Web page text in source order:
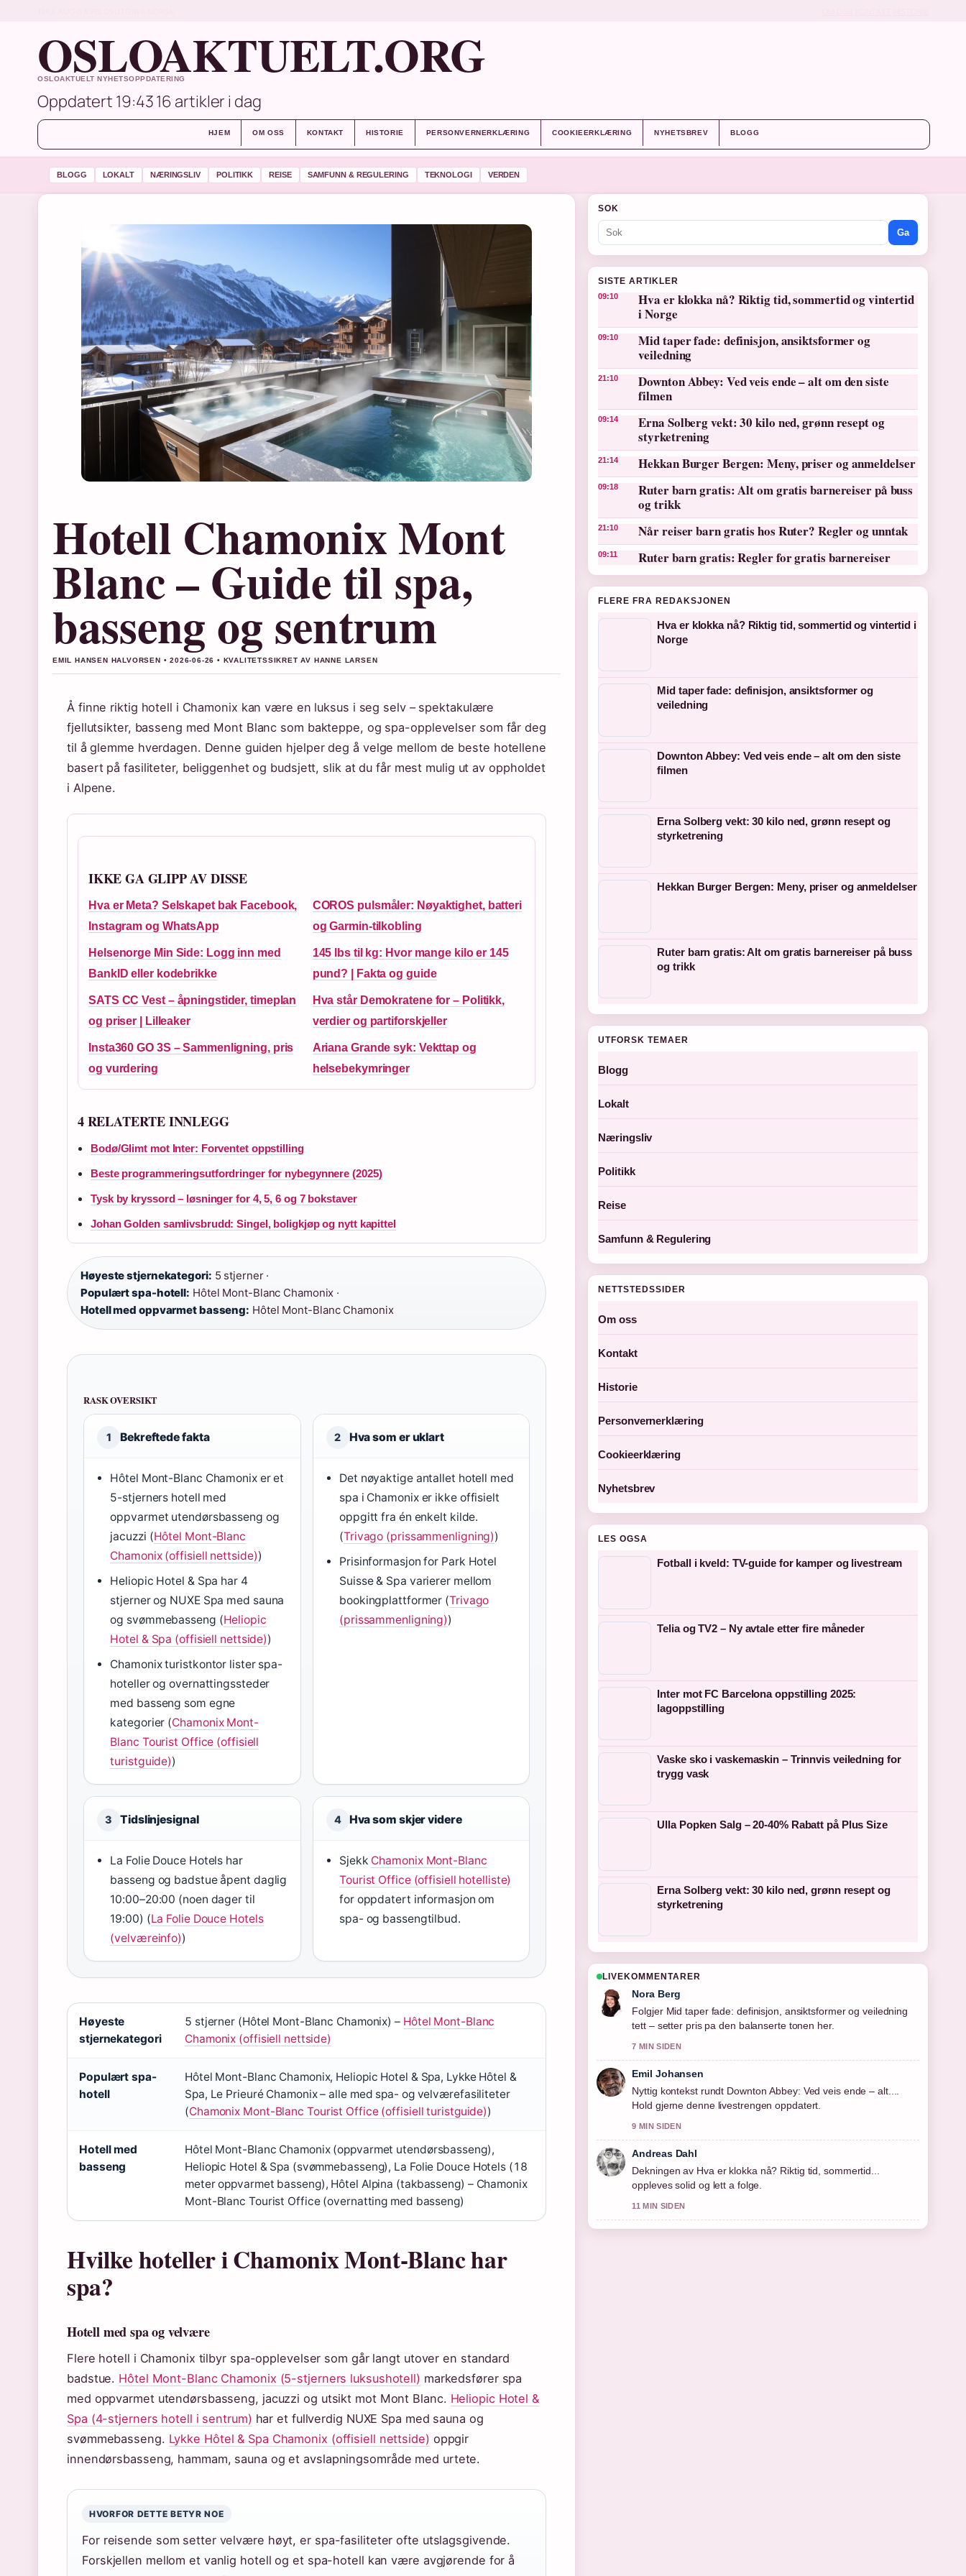
OSLOAKTUELT.ORG
OSLOAKTUELT NYHETSOPPDATERING
Oppdatert 19:4316 artikler i dag
HJEM OM OSS KONTAKT HISTORIE PERSONVERNERKLÆRING COOKIEERKLÆRING NYHETSBREV BLOGG
BLOGG LOKALT NÆRINGSLIV POLITIKK REISE SAMFUNN & REGULERING TEKNOLOGI VERDEN
Hotell Chamonix Mont
Blanc – Guide til spa,
basseng og sentrum
EMIL HANSEN HALVORSEN • 2026-06-26 • KVALITETSSIKRET AV HANNE LARSEN
Å finne riktig hotell i Chamonix kan være en luksus i seg selv – spektakulære
fjellutsikter, basseng med Mont Blanc som bakteppe, og spa-opplevelser som får deg
til å glemme hverdagen. Denne guiden hjelper deg å velge mellom de beste hotellene
basert på fasiliteter, beliggenhet og budsjett, slik at du får mest mulig ut av oppholdet
i Alpene.
IKKE GA GLIPP AV DISSE
Hva er Meta? Selskapet bak Facebook,
Instagram og WhatsApp
COROS pulsmåler: Nøyaktighet, batteri
og Garmin-tilkobling
Helsenorge Min Side: Logg inn med
BankID eller kodebrikke
145 lbs til kg: Hvor mange kilo er 145
pund? | Fakta og guide
SATS CC Vest – åpningstider, timeplan
og priser | Lilleaker
Hva står Demokratene for – Politikk,
verdier og partiforskjeller
Insta360 GO 3S – Sammenligning, pris
og vurdering
Ariana Grande syk: Vekttap og
helsebekymringer
4 RELATERTE INNLEGG
Bodø/Glimt mot Inter: Forventet oppstilling
Beste programmeringsutfordringer for nybegynnere (2025)
Tysk by kryssord – løsninger for 4, 5, 6 og 7 bokstaver
Johan Golden samlivsbrudd: Singel, boligkjøp og nytt kapittel
Høyeste stjernekategori: 5 stjerner ·
Populært spa-hotell: Hôtel Mont-Blanc Chamonix ·
Hotell med oppvarmet basseng: Hôtel Mont-Blanc Chamonix
RASK OVERSIKT
1 Bekreftede fakta
Hôtel Mont-Blanc Chamonix er et
5-stjerners hotell med
oppvarmet utendørsbasseng og
jacuzzi (Hôtel Mont-Blanc
Chamonix (offisiell nettside))
Heliopic Hotel & Spa har 4
stjerner og NUXE Spa med sauna
og svømmebasseng (Heliopic
Hotel & Spa (offisiell nettside))
Chamonix turistkontor lister spa-
hoteller og overnattingssteder
med basseng som egne
kategorier (Chamonix Mont-
Blanc Tourist Office (offisiell
turistguide))
2 Hva som er uklart
Det nøyaktige antallet hotell med
spa i Chamonix er ikke offisielt
oppgitt fra én enkelt kilde.
(Trivago (prissammenligning))
Prisinformasjon for Park Hotel
Suisse & Spa varierer mellom
bookingplattformer (Trivago
(prissammenligning))
3 Tidslinjesignal
La Folie Douce Hotels har
basseng og badstue åpent daglig
10:00–20:00 (noen dager til
19:00) (La Folie Douce Hotels
(velværeinfo))
4 Hva som skjer videre
Sjekk Chamonix Mont-Blanc
Tourist Office (offisiell hotelliste)
for oppdatert informasjon om
spa- og bassengtilbud.
Nøkkelfakta
om
Chamonix
Høyeste
stjernekategori
5 stjerner (Hôtel Mont-Blanc Chamonix) – Hôtel Mont-Blanc
Chamonix (offisiell nettside)
Populært spa-
hotell
Hôtel Mont-Blanc Chamonix, Heliopic Hotel & Spa, Lykke Hôtel &
Spa, Le Prieuré Chamonix – alle med spa- og velværefasiliteter
(Chamonix Mont-Blanc Tourist Office (offisiell turistguide))
Hotell med
basseng
Hôtel Mont-Blanc Chamonix (oppvarmet utendørsbasseng),
Heliopic Hotel & Spa (svømmebasseng), La Folie Douce Hotels (18
meter oppvarmet basseng), Hôtel Alpina (takbasseng) – Chamonix
Mont-Blanc Tourist Office (overnatting med basseng)
Hvilke hoteller i Chamonix Mont-Blanc har
spa?
Hotell med spa og velvære
Flere hotell i Chamonix tilbyr spa-opplevelser som går langt utover en standard
badstue. Hôtel Mont-Blanc Chamonix (5-stjerners luksushotell) markedsfører spa
med oppvarmet utendørsbasseng, jacuzzi og utsikt mot Mont Blanc. Heliopic Hotel &
Spa (4-stjerners hotell i sentrum) har et fullverdig NUXE Spa med sauna og
svømmebasseng. Lykke Hôtel & Spa Chamonix (offisiell nettside) oppgir
innendørsbasseng, hammam, sauna og et avslapningsområde med urtete.
HVORFOR DETTE BETYR NOE
For reisende som setter velvære høyt, er spa-fasiliteter ofte utslagsgivende.
Forskjellen mellom et vanlig hotell og et spa-hotell kan være avgjørende for å
SOK
Ga
SISTE ARTIKLER
09:10
Hva er klokka nå? Riktig tid, sommertid og vintertid
i Norge
09:10
Mid taper fade: definisjon, ansiktsformer og
veiledning
21:10
Downton Abbey: Ved veis ende – alt om den siste
filmen
09:14
Erna Solberg vekt: 30 kilo ned, grønn resept og
styrketrening
21:14 Hekkan Burger Bergen: Meny, priser og anmeldelser
09:18
Ruter barn gratis: Alt om gratis barnereiser på buss
og trikk
21:10 Når reiser barn gratis hos Ruter? Regler og unntak
09:11 Ruter barn gratis: Regler for gratis barnereiser
FLERE FRA REDAKSJONEN
Hva er klokka nå? Riktig tid, sommertid og vintertid i
Norge
Mid taper fade: definisjon, ansiktsformer og
veiledning
Downton Abbey: Ved veis ende – alt om den siste
filmen
Erna Solberg vekt: 30 kilo ned, grønn resept og
styrketrening
Hekkan Burger Bergen: Meny, priser og anmeldelser
Ruter barn gratis: Alt om gratis barnereiser på buss
og trikk
UTFORSK TEMAER
Blogg
Lokalt
Næringsliv
Politikk
Reise
Samfunn & Regulering
NETTSTEDSSIDER
Om oss
Kontakt
Historie
Personvernerklæring
Cookieerklæring
Nyhetsbrev
LES OGSA
Fotball i kveld: TV-guide for kamper og livestream
Telia og TV2 – Ny avtale etter fire måneder
Inter mot FC Barcelona oppstilling 2025:
lagoppstilling
Vaske sko i vaskemaskin – Trinnvis veiledning for
trygg vask
Ulla Popken Salg – 20-40% Rabatt på Plus Size
Erna Solberg vekt: 30 kilo ned, grønn resept og
styrketrening
LIVEKOMMENTARER
Nora Berg
Folgjer Mid taper fade: definisjon, ansiktsformer og veiledning
tett – setter pris pa den balanserte tonen her.
7 MIN SIDEN
Emil Johansen
Nyttig kontekst rundt Downton Abbey: Ved veis ende – alt....
Hold gjerne denne livestrengen oppdatert.
9 MIN SIDEN
Andreas Dahl
Dekningen av Hva er klokka nå? Riktig tid, sommertid...
oppleves solid og lett a folge.
11 MIN SIDEN